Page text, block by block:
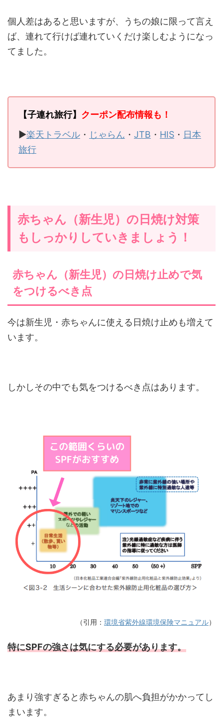
個人差はあると思いますが、うちの娘に限って言え
ば、連れて行けば連れていくだけ楽しむようになっ
てました。
【子連れ旅行】 クーポン配布情報も！
▶楽天トラベル ・ じゃらん ・ JTB ・ HIS ・ 日本
旅行
赤ちゃん（新生児）の日焼け対策
もしっかりしていきましょう！
赤ちゃん（新生児）の日焼け止めで気
をつけるべき点
今は新生児・赤ちゃんに使える日焼け止めも増えて
います。
しかしその中でも気をつけるべき点はあります。
（引用： 環境省紫外線環境保険マニュアル）
特にSPFの強さは気にする必要があります。
あまり強すぎると赤ちゃんの肌へ負担がかかってし
まいます。